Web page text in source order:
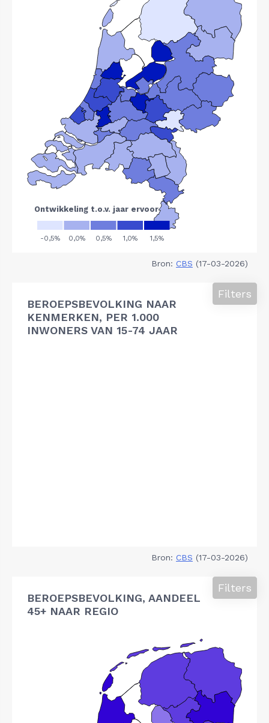
Bron: CBS (17-03-2026)
BEROEPSBEVOLKING NAAR
KENMERKEN, PER 1.000
INWONERS VAN 15-74 JAAR
Filters
Bron: CBS (17-03-2026)
BEROEPSBEVOLKING, AANDEEL
45+ NAAR REGIO
Filters